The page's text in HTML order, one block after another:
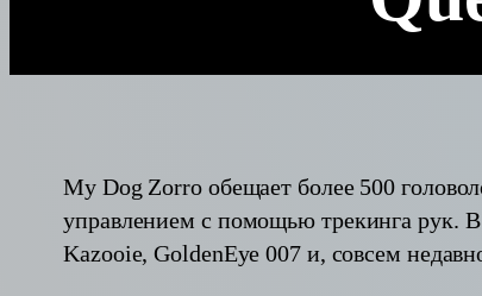
My Dog Zorro обещает более 500
управлением с помощью трекинга рук. В
Kazooie, GoldenEye 007 и, совсем